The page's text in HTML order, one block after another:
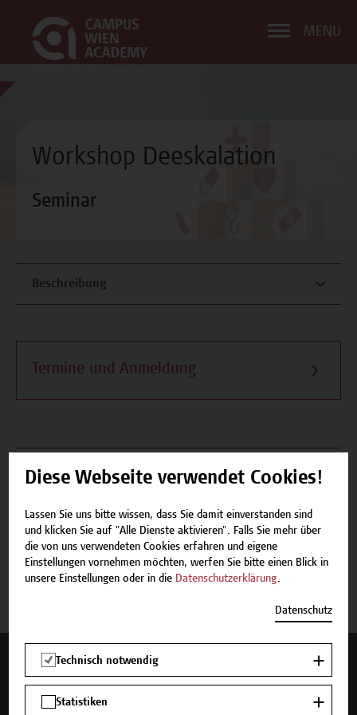
MENÜ
Workshop Deeskalation
Seminar
Beschreibung
Termine und Anmeldung
Beschreibung
Termine und Anmeldung
Jetzt anmelden
Mehr Infos gewünscht?
Diese Webseite verwendet Cookies!
Lassen Sie uns bitte wissen, dass Sie damit einverstanden sind
und klicken Sie auf "Alle Dienste aktivieren". Falls Sie mehr über
die von uns verwendeten Cookies erfahren und eigene
Einstellungen vornehmen möchten, werfen Sie bitte einen Blick in
unsere Einstellungen oder in die Datenschutzerklärung.
Datenschutz
Technisch notwendig
Statistiken